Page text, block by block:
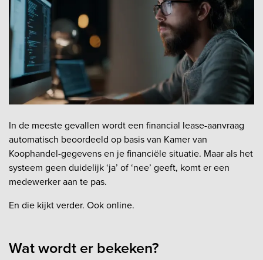
In de meeste gevallen wordt een financial lease-aanvraag
automatisch beoordeeld op basis van Kamer van
Koophandel-gegevens en je financiële situatie. Maar als het
systeem geen duidelijk ‘ja’ of ‘nee’ geeft, komt er een
medewerker aan te pas.
En die kijkt verder. Ook online.
Wat wordt er bekeken?